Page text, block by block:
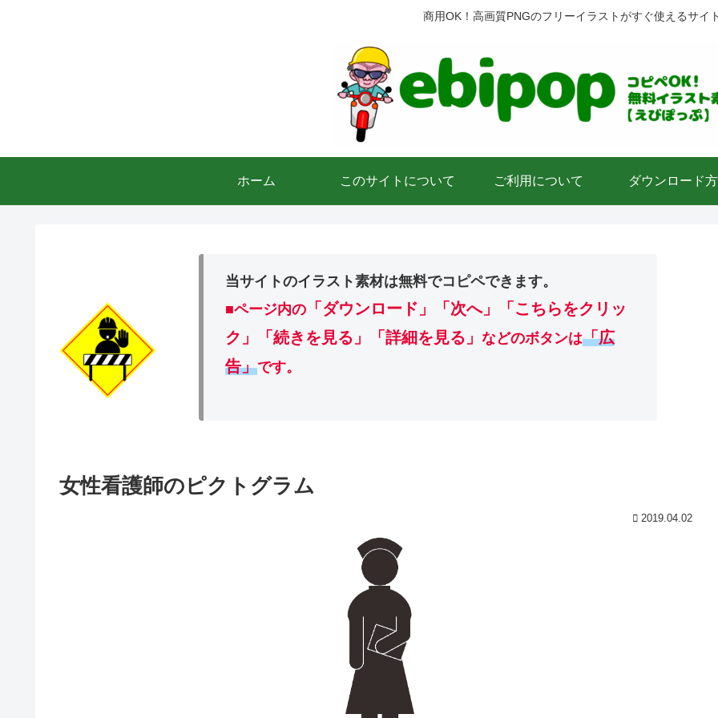
商用OK！高画質PNGのフリーイラストがすぐ使えるサイ
ホーム このサイトについて ご利用について ダウンロード
当サイトのイラスト素材は無料でコピペできます。
■ページ内の 「ダウンロード」
「次へ」「こちらをクリッ
ク」「続きを見る」「詳細を見る」などのボタンは「広
告」です。
女性看護師のピクトグラム
2019.04.02